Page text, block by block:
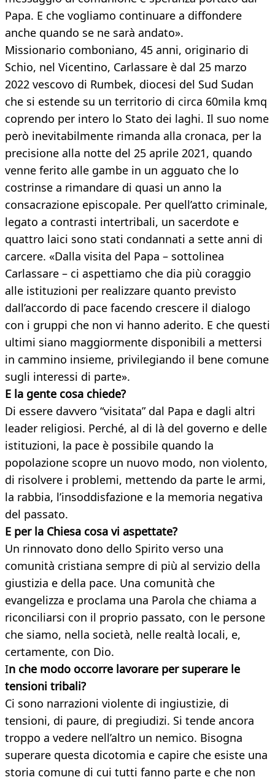
Papa. E che vogliamo continuare a diffondere
anche quando se ne sarà andato».
Missionario comboniano, 45 anni, originario di
Schio, nel Vicentino, Carlassare è dal 25 marzo
2022 vescovo di Rumbek, diocesi del Sud Sudan
che si estende su un territorio di circa 60mila kmq
coprendo per intero lo Stato dei laghi. Il suo nome
però inevitabilmente rimanda alla cronaca, per la
precisione alla notte del 25 aprile 2021, quando
venne ferito alle gambe in un agguato che lo
costrinse a rimandare di quasi un anno la
consacrazione episcopale. Per quell’atto criminale,
legato a contrasti intertribali, un sacerdote e
quattro laici sono stati condannati a sette anni di
carcere. «Dalla visita del Papa – sottolinea
Carlassare – ci aspettiamo che dia più coraggio
alle istituzioni per realizzare quanto previsto
dall’accordo di pace facendo crescere il dialogo
con i gruppi che non vi hanno aderito. E che questi
ultimi siano maggiormente disponibili a mettersi
in cammino insieme, privilegiando il bene comune
sugli interessi di parte».
E la gente cosa chiede?
Di essere davvero “visitata” dal Papa e dagli altri
leader religiosi. Perché, al di là del governo e delle
istituzioni, la pace è possibile quando la
popolazione scopre un nuovo modo, non violento,
di risolvere i problemi, mettendo da parte le armi,
la rabbia, l’insoddisfazione e la memoria negativa
del passato.
E per la Chiesa cosa vi aspettate?
Un rinnovato dono dello Spirito verso una
comunità cristiana sempre di più al servizio della
giustizia e della pace. Una comunità che
evangelizza e proclama una Parola che chiama a
riconciliarsi con il proprio passato, con le persone
che siamo, nella società, nelle realtà locali, e,
certamente, con Dio.
In che modo occorre lavorare per superare le
tensioni tribali?
Ci sono narrazioni violente di ingiustizie, di
tensioni, di paure, di pregiudizi. Si tende ancora
troppo a vedere nell’altro un nemico. Bisogna
superare questa dicotomia e capire che esiste una
storia comune di cui tutti fanno parte e che non